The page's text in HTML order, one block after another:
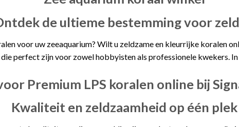
de ultieme bestemming voor
voor uw zeeaquarium? Wilt u zeldzame en kleurrijke koralen
perfect zijn voor zowel hobbyisten als professionele kwekers.
Premium LPS koralen online bij
Kwaliteit en zeldzaamheid op één plek